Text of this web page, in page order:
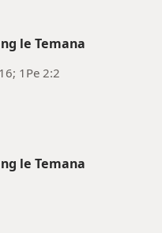
le Temana
1Pe 2:2
le Temana